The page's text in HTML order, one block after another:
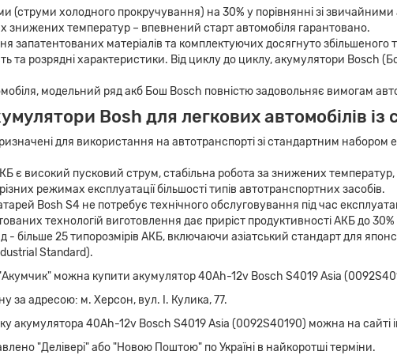
(струми холодного прокручування) на 30% у порівнянні зі
знижених температур – впевнений старт автомобіля гарантовано.
запатентованих матеріалів та комплектуючих досягнуто збільшеного
та розрядні характеристики. Від циклу до циклу, акумулятори
модельний ряд акб Бош Bosch повністю задовольняє вимогам
Bosh для легкових автомобілів
для використання на автотранспорті зі стандартним
є високий пусковий струм, стабільна робота за знижених температур,
режимах експлуатації більшості типів автотранспортних засобів.
Bosh S4 не потребує технічного обслуговування під час
технологій виготовлення дає приріст продуктивності АКБ до
більше 25 типорозмірів АКБ, включаючи азіатський стандарт для
Standard).
можна купити акумулятор 40Ah-12v Bosch S4019 Asia
за адресою: м. Херсон, вул. І. Кулика, 77.
акумулятора 40Ah-12v Bosch S4019 Asia (0092S40190) можна на
"Делівері" або "Новою Поштою" по Україні в найкоротші терміни.